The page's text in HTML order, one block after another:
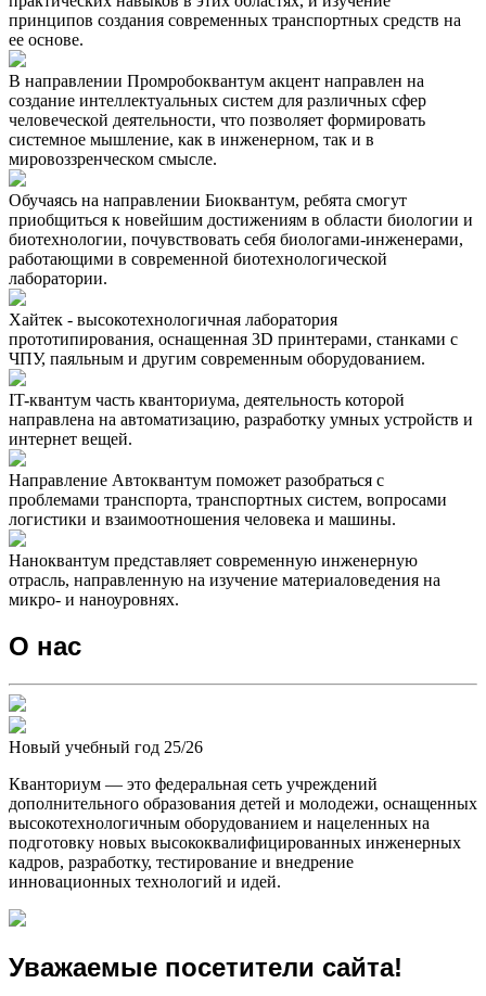
принципов создания современных транспортных средств на
ее основе.
В направлении Промробоквантум акцент направлен на
создание интеллектуальных систем для различных сфер
человеческой деятельности, что позволяет формировать
системное мышление, как в инженерном, так и в
мировоззренческом смысле.
Обучаясь на направлении Биоквантум, ребята смогут
приобщиться к новейшим достижениям в области биологии и
биотехнологии, почувствовать себя биологами-инженерами,
работающими в современной биотехнологической
лаборатории.
Хайтек - высокотехнологичная лаборатория
прототипирования, оснащенная 3D принтерами, станками с
ЧПУ, паяльным и другим современным оборудованием.
IT-квантум часть кванториума, деятельность которой
направлена на автоматизацию, разработку умных устройств и
интернет вещей.
Направление Автоквантум поможет разобраться с
проблемами транспорта, транспортных систем, вопросами
логистики и взаимоотношения человека и машины.
Наноквантум представляет современную инженерную
отрасль, направленную на изучение материаловедения на
микро- и наноуровнях.
О нас
Новый учебный год 25/26
Кванториум — это федеральная сеть учреждений
дополнительного образования детей и молодежи, оснащенных
высокотехнологичным оборудованием и нацеленных на
подготовку новых высококвалифицированных инженерных
кадров, разработку, тестирование и внедрение
инновационных технологий и идей.
Уважаемые посетители сайта!